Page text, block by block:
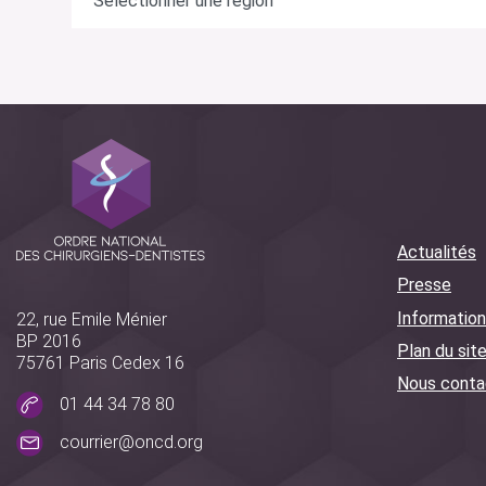
22, rue Emile Ménier
BP 2016
75761 Paris Cedex 16
01 44 34 78 80
courrier@oncd.org
Actualités
Presse
Plan du site
Nous